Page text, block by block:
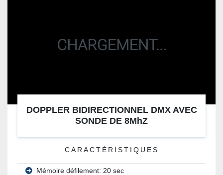
DOPPLER BIDIRECTIONNEL DMX AVEC
SONDE DE 8MhZ
CARACTÉRISTIQUES
Mémoire défilement: 20 sec